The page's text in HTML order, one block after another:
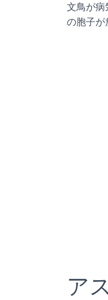
文鳥が病
の胞子が
ア